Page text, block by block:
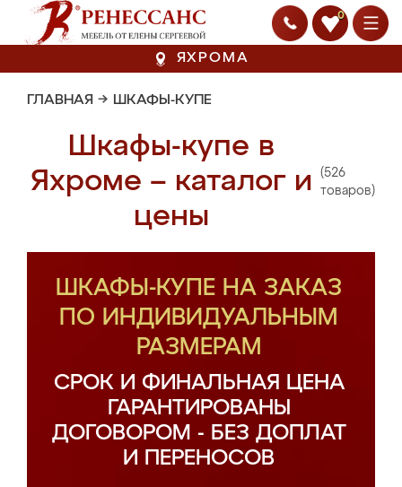
0
ЯХРОМА
ГЛАВНАЯ → ШКАФЫ-КУПЕ
Шкафы-купе в
Яхроме – каталог и
цены
(526
товаров)
ШКАФЫ-КУПЕ НА ЗАКАЗ
ПО ИНДИВИДУАЛЬНЫМ
РАЗМЕРАМ
СРОК И ФИНАЛЬНАЯ ЦЕНА
ГАРАНТИРОВАНЫ
ДОГОВОРОМ - БЕЗ ДОПЛАТ
И ПЕРЕНОСОВ